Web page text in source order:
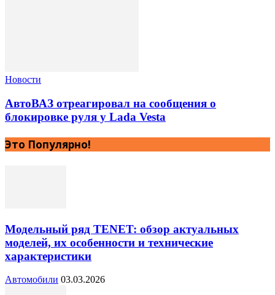
Новости
АвтоВАЗ отреагировал на сообщения о
блокировке руля у Lada Vesta
Это Популярно!
Модельный ряд TENET: обзор актуальных
моделей, их особенности и технические
характеристики
Автомобили 03.03.2026